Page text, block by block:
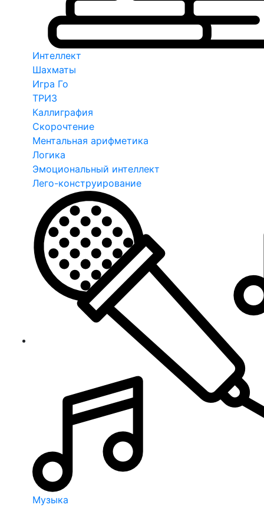
Интеллект
Шахматы
Игра Го
ТРИЗ
Каллиграфия
Скорочтение
Ментальная арифметика
Логика
Эмоциональный интеллект
Лего-конструирование
Музыка